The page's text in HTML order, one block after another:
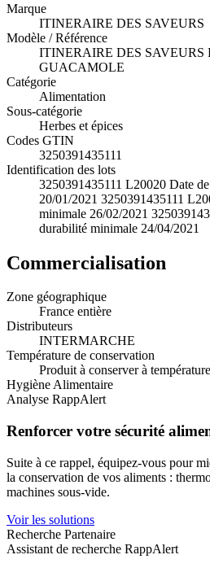
Marque
ITINERAIRE DES SAVEURS
Modèle / Référence
ITINERAIRE DES SAVEURS
GUACAMOLE
Catégorie
Alimentation
Sous-catégorie
Herbes et épices
Codes GTIN
3250391435111
Identification des lots
3250391435111 L20020 Date
20/01/2021 3250391435111
minimale 26/02/2021
durabilité minimale 24/04/2021
Commercialisation
Zone géographique
France entière
Distributeurs
INTERMARCHE
Température de conservation
Produit à conserver à
Hygiène Alimentaire
Analyse RappAlert
Renforcer votre sécurité
Suite à ce rappel, équipez-vous pour
la conservation de vos aliments :
machines sous-vide.
Voir les solutions
Recherche Partenaire
Assistant de recherche RappAlert